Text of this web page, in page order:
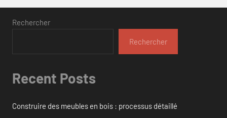
Rechercher
Rechercher
Recent Posts
Construire des meubles en bois : processus détaillé